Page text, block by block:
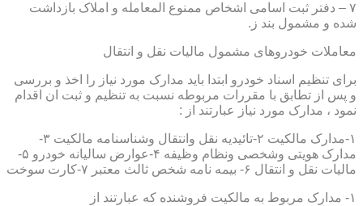
۷ – دفتر ثبت اسامی اشخاص ممنوع المعامله و املاک بازداشت
شده و مشمول بند ز.
معاملات خودروهای مشمول مالیات نقل و انتقال
برای تنظیم اسناد خودرو ابتدا باید مدارک مورد نیاز را اخذ و بررسی
و پس از تطابق با مقررات مربوطه نسبت به تنظیم و ثبت ان اقدام
نمود ، مدارک مورد نیاز عبارتند از :
۱-مدارک مالکیت ۲-تائیدیه نقل وانتقال وشناسنامه مالکیت ۳-
مدارک هویتی وشخصی ونظام وظیفه ۴-عوارض سالیانه خودرو ۵-
مالیات نقل و انتقال ۶- بیمه نامه شخص ثالث معتبر ۷-کارت سوخت
۱- مدارک مربوط به مالکیت فروشنده که عبارتند از